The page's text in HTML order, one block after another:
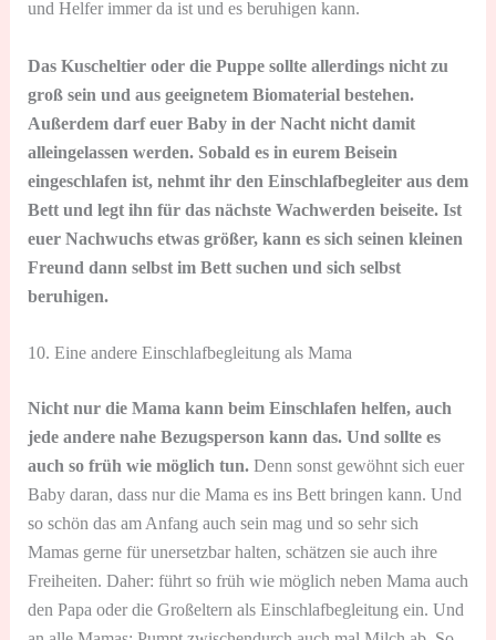
und Helfer immer da ist und es beruhigen kann.
Das Kuscheltier oder die Puppe sollte allerdings nicht zu
groß sein und aus geeignetem Biomaterial bestehen.
Außerdem darf euer Baby in der Nacht nicht damit
alleingelassen werden. Sobald es in eurem Beisein
eingeschlafen ist, nehmt ihr den Einschlafbegleiter aus dem
Bett und legt ihn für das nächste Wachwerden beiseite. Ist
euer Nachwuchs etwas größer, kann es sich seinen kleinen
Freund dann selbst im Bett suchen und sich selbst
beruhigen.
10. Eine andere Einschlafbegleitung als Mama
Nicht nur die Mama kann beim Einschlafen helfen, auch
jede andere nahe Bezugsperson kann das. Und sollte es
auch so früh wie möglich tun. Denn sonst gewöhnt sich euer
Baby daran, dass nur die Mama es ins Bett bringen kann. Und
so schön das am Anfang auch sein mag und so sehr sich
Mamas gerne für unersetzbar halten, schätzen sie auch ihre
Freiheiten. Daher: führt so früh wie möglich neben Mama auch
den Papa oder die Großeltern als Einschlafbegleitung ein. Und